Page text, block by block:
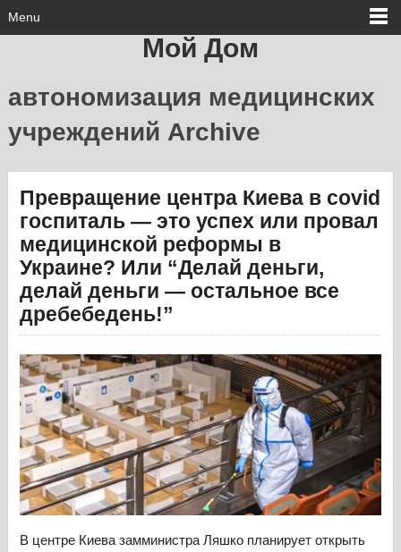
Menu
Мой Дом
автономизация медицинских
учреждений Archive
Превращение центра Киева в covid
госпиталь — это успех или провал
медицинской реформы в
Украине? Или “Делай деньги,
делай деньги — остальное все
дребебедень!”
В центре Киева замминистра Ляшко планирует открыть